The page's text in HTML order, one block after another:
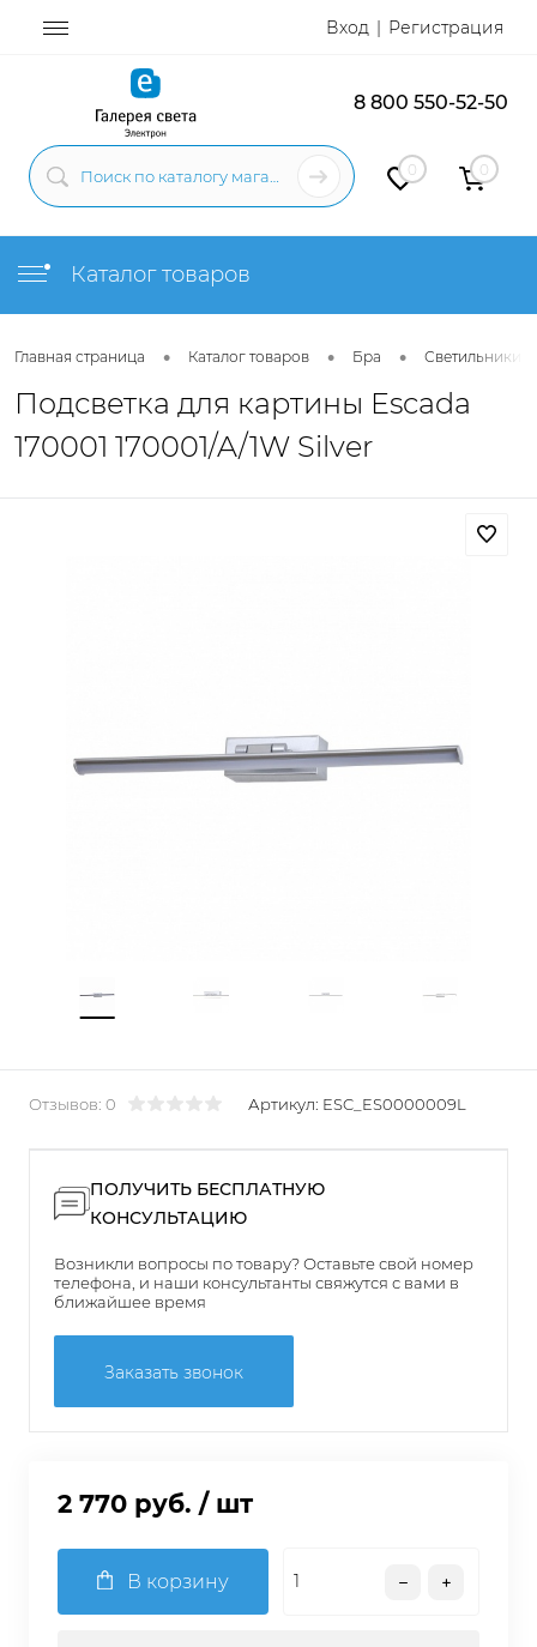
Вход Регистрация
8 800 550-52-50
0 0
Каталог товаров
Главная страница • Каталог товаров • Бра • Светильники
Подсветка для картины Escada
170001 170001/A/1W Silver
Отзывов: 0 Артикул: ESC_ES0000009L
ПОЛУЧИТЬ БЕСПЛАТНУЮ
КОНСУЛЬТАЦИЮ
Возникли вопросы по товару? Оставьте свой номер
телефона, и наши консультанты свяжутся с вами в
ближайшее время
Заказать звонок
2 770 руб. / шт
В корзину